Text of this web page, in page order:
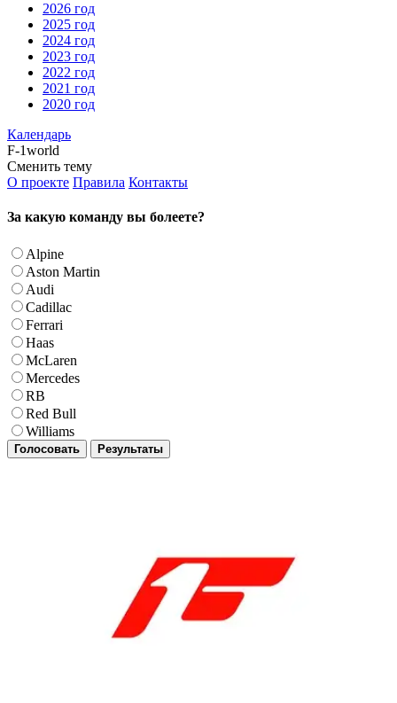
2026 год
2025 год
2024 год
2023 год
2022 год
2021 год
2020 год
Календарь
F-1world
Сменить тему
О проекте Правила Контакты
За какую команду вы болеете?
Alpine
Aston Martin
Audi
Cadillac
Ferrari
Haas
McLaren
Mercedes
RB
Red Bull
Williams
Голосовать Результаты